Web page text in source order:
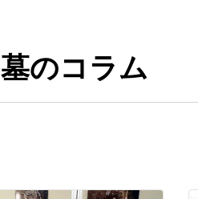
のコラム